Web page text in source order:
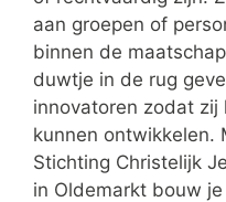
aan groepen of
binnen de
duwtje in de rug
innovatoren zodat
kunnen ontwikkelen.
Stichting Christelijk
in Oldemarkt bouw